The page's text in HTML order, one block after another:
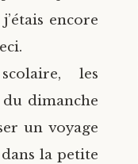
encore
les
dimanche
un voyage
dans la petite